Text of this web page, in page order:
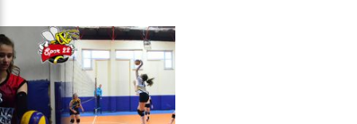
bugün başlıyor. Toplamda 14 takımın
katılımıyla düzenlenen 5. Valilik
Voleybol Turnuvasının teknik
toplantısı ve kura çekimi Aliço
Pehlivan Sporcu Eğitim Merkezi
Toplantı Salonu’nda yapıldı.
Toplantıya Voleybol hakemi ve
antrenörü Engin Toroslu, Ayhan […]